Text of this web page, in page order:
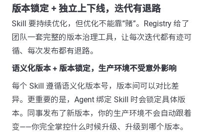
版本锁定 + 独立上下线，迭代有退路
Skill 要持续优化，但优化不能靠”赌”。Registry 给了
团队一套完整的版本治理工具，让每次迭代都有迹可
循、每次发布都有退路。
语义化版本 + 版本锁定，生产环境不受意外影响
每个 Skill 遵循语义化版本号，版本间可以对比差
异。更重要的是，Agent 绑定 Skill 时会锁定具体版
本。同事发布了新版本，你的生产环境不会自动跟着
变——你完全掌控什么时候升级、升级到哪个版本。